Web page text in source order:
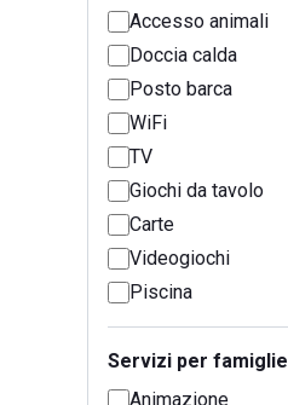
Accesso animali
Doccia calda
Posto barca
WiFi
TV
Giochi da tavolo
Carte
Videogiochi
Piscina
Servizi per famiglie
Animazione